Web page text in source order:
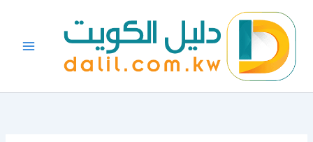
المحتوى